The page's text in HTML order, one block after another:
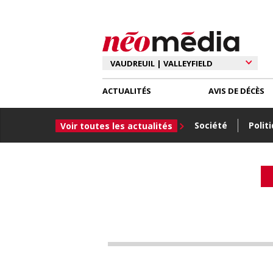
ACTUALITÉS
Voir toutes les actualités Société
AVIS DE DÉCÈS